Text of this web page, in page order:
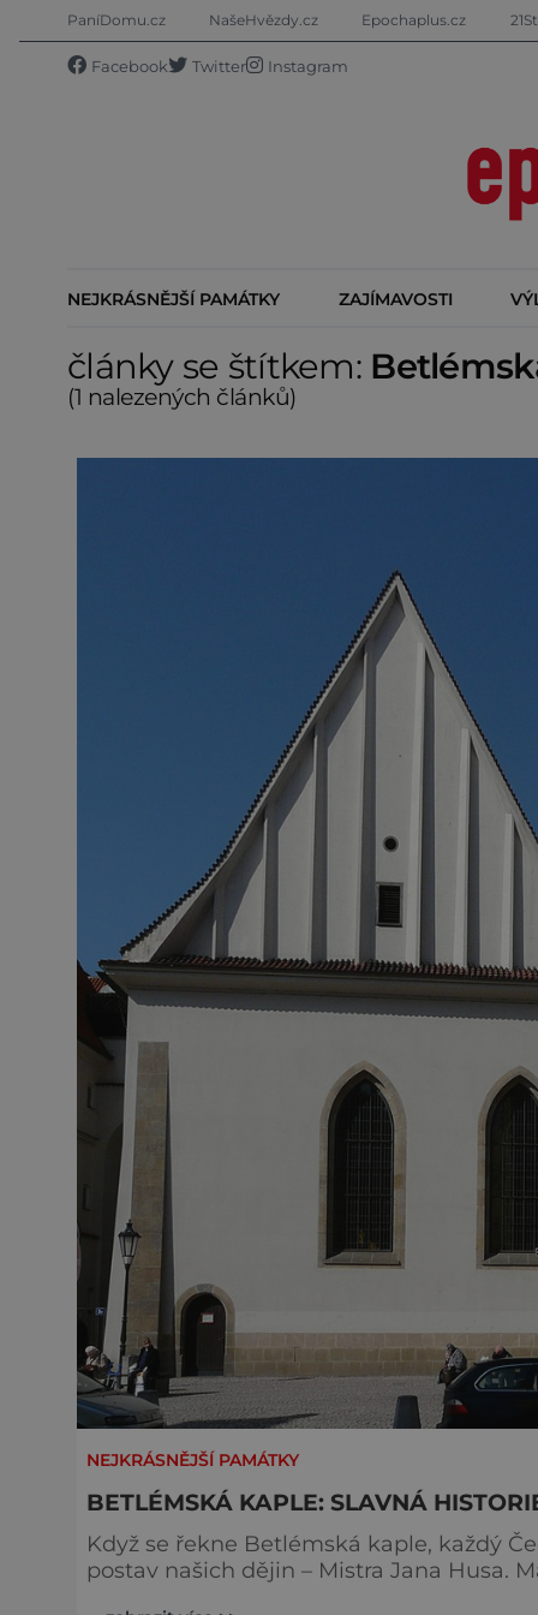
PaníDomu.cz NašeHvězdy.cz Epochaplus.cz
Facebook Twitter Instagram
NEJKRÁSNĚJŠÍ PAMÁTKY ZAJÍMAVOSTI
články se štítkem:
(1 nalezených článků)
NEJKRÁSNĚJŠÍ PAMÁTKY
BETLÉMSKÁ KAPLE: SLAVNÁ
Když se řekne Betlémská kaple, každý
postav našich dějin – Mistra Jana Husa.